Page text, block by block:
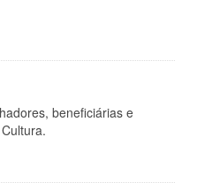
beneficiárias e